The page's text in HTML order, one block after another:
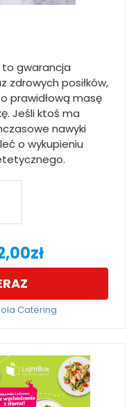
gwarancja
zdrowych posiłków,
prawidłową masę
Jeśli ktoś ma
nawyki
o wykupieniu
Catering